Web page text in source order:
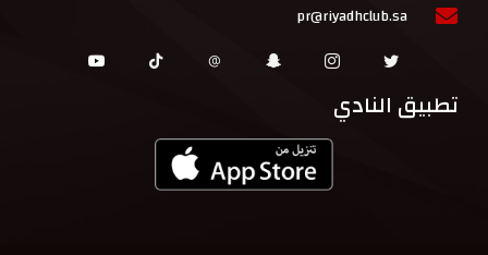
pr@riyadhclub.sa
تطبيق النادي